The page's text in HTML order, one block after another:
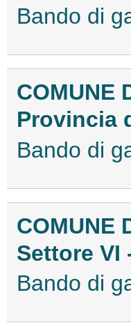
Bando di
COMUNE
Provincia
Bando di
COMUNE
Settore
Bando di